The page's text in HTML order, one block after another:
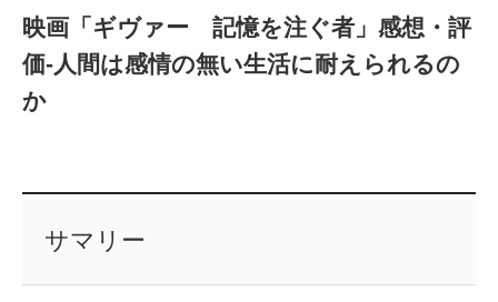
映画「ギヴァー 記憶を注ぐ者」感想・評
価‐人間は感情の無い生活に耐えられるの
か
サマリー